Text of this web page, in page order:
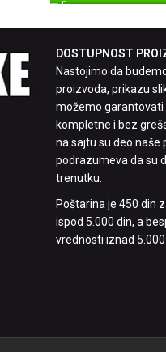
DOSTUPNOST
Nastojimo da
proizvoda, prikazu
možemo garantovati
kompletne i bez
na sajtu su deo naše
podrazumeva da su
trenutku.
Poštarina je 450 din
ispod 5.000 din, a
vrednosti iznad 5.000